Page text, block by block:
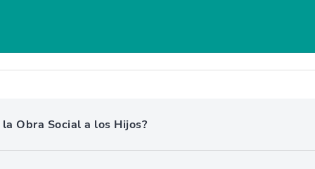
Obra Social a los Hijos?